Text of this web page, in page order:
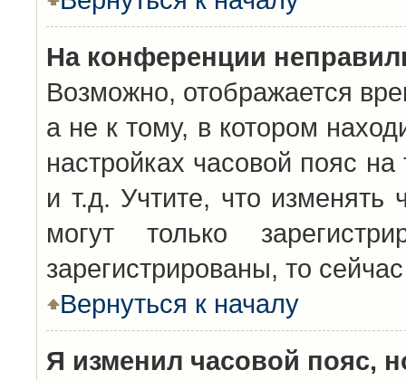
На конференции
Возможно, отображается
а не к тому, в котором
настройках часовой пояс
и т.д. Учтите, что изменять
могут только
зарегистрированы, то
Вернуться к началу
Я изменил часовой пояс,